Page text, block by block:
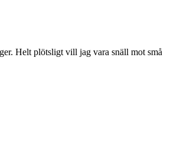
Helt plötsligt vill jag vara snäll mot små